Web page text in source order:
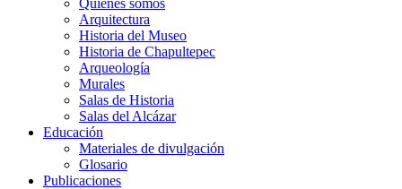
Quiénes somos
Arquitectura
Historia del Museo
Historia de Chapultepec
Arqueología
Murales
Salas de Historia
Salas del Alcázar
Educación
Materiales de divulgación
Glosario
Publicaciones